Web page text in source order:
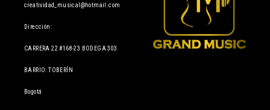
creatividad_musical@hotmail.com
Dirección:
CARRERA 22 #168-23 BODEGA 303
BARRIO: TOBERÍN
Bogotá